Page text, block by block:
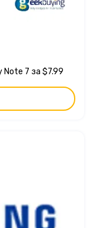
7 за $7.99